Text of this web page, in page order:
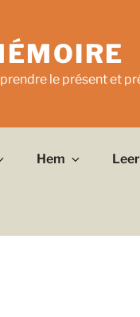
le présent et
Hem